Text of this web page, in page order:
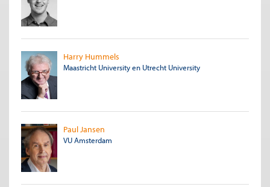
Harry Hummels
Maastricht Universityen Utrecht University
Paul Jansen
VU Amsterdam